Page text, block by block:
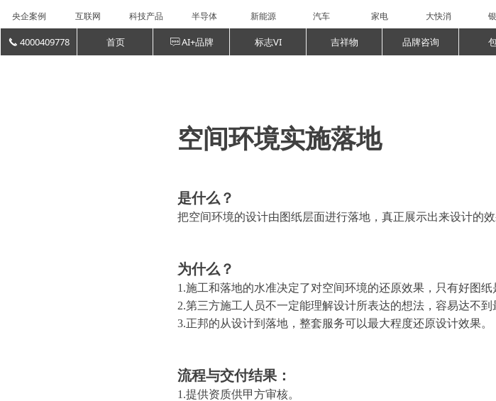
끅 4000409778 首页 ꁳ AI+品牌 标志VI 吉祥物 品牌咨询
央企案例 互联网 科技产品 半导体 新能源 汽车 家电 大快消
空间环境实施落地
是什么？
把空间环境的设计由图纸层面进行落地，真正展示出来设计的效
为什么？
1.施工和落地的水准决定了对空间环境的还原效果，只有好图纸
2.第三方施工人员不一定能理解设计所表达的想法，容易达不到
3.正邦的从设计到落地，整套服务可以最大程度还原设计效果。
流程与交付结果：
1.提供资质供甲方审核。